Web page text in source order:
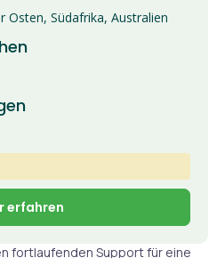
fortlaufenden Support für eine
Osten, Südafrika, Australien
erfahren